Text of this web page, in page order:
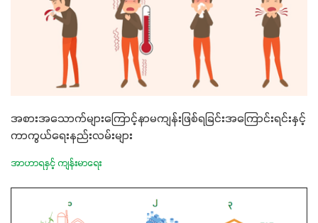
အစားအသောက်များကြောင့်နာမကျန်းဖြစ်ရခြင်းအကြောင်းရင်းနှင့်
ကာကွယ်ရေးနည်းလမ်းများ
အာဟာရနှင့် ကျန်းမာရေး